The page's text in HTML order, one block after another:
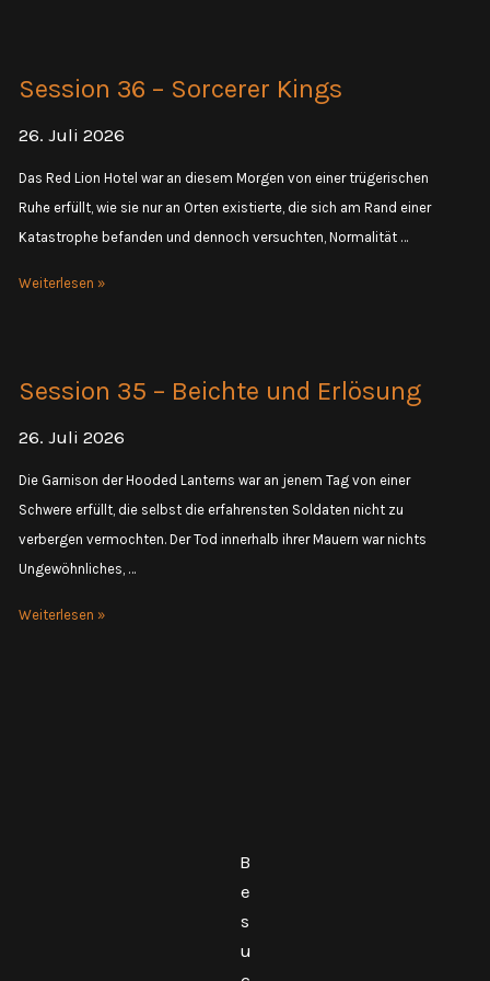
in
Boroftkrah
Session 36 – Sorcerer Kings
26. Juli 2026
Das Red Lion Hotel war an diesem Morgen von einer trügerischen
Ruhe erfüllt, wie sie nur an Orten existierte, die sich am Rand einer
Katastrophe befanden und dennoch versuchten, Normalität …
Session
Kings
Weiterlesen »
Session 35 – Beichte und Erlösung
26. Juli 2026
Die Garnison der Hooded Lanterns war an jenem Tag von einer
Schwere erfüllt, die selbst die erfahrensten Soldaten nicht zu
verbergen vermochten. Der Tod innerhalb ihrer Mauern war nichts
Ungewöhnliches, …
Session
Weiterlesen »
B
e
s
u